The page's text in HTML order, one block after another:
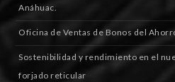
Anáhuac.
Oficina de Ventas de Bonos del
Sostenibilidad y rendimiento en el
forjado reticular